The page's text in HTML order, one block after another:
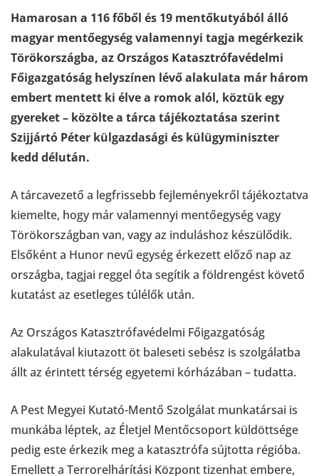
Hamarosan a 116 főből és 19 mentőkutyából álló
magyar mentőegység valamennyi tagja megérkezik
Törökországba, az Országos Katasztrófavédelmi
Főigazgatóság helyszínen lévő alakulata már három
embert mentett ki élve a romok alól, köztük egy
gyereket – közölte a tárca tájékoztatása szerint
Szijjártó Péter külgazdasági és külügyminiszter
kedd délután.
A tárcavezető a legfrissebb fejleményekről tájékoztatva
kiemelte, hogy már valamennyi mentőegység vagy
Törökországban van, vagy az induláshoz készülődik.
Elsőként a Hunor nevű egység érkezett előző nap az
országba, tagjai reggel óta segítik a földrengést követő
kutatást az esetleges túlélők után.
Az Országos Katasztrófavédelmi Főigazgatóság
alakulatával kiutazott öt baleseti sebész is szolgálatba
állt az érintett térség egyetemi kórházában – tudatta.
A Pest Megyei Kutató-Mentő Szolgálat munkatársai is
munkába léptek, az Életjel Mentőcsoport küldöttsége
pedig este érkezik meg a katasztrófa sújtotta régióba.
Emellett a Terrorelhárítási Központ tizenhat embere,